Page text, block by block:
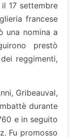
17 settembre
francese
una nomina a
prestò
reggimenti,
Gribeauval,
durante
e in seguito
Fu promosso